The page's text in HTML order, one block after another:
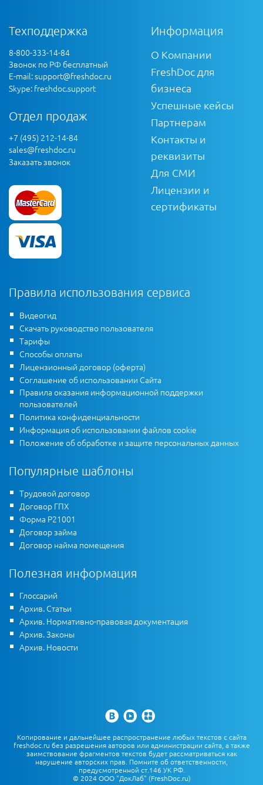
Техподдержка
8-800-333-14-84
Звонок по РФ бесплатный
E-mail:support@freshdoc.ru
Skype: freshdoc.support
Отдел продаж
+7 (495) 212-14-84
sales@freshdoc.ru
Заказать звонок
Информация
О Компании
FreshDoc для
бизнеса
Успешные кейсы
Партнерам
Контакты и
реквизиты
Для СМИ
Лицензии и
сертификаты
Правила использования сервиса
Видеогид
Скачать руководство пользователя
Тарифы
Способы оплаты
Лицензионный договор (оферта)
Соглашение об использовании Сайта
Правила оказания информационной поддержки
пользователей
Политика конфиденциальности
Информация об использовании файлов cookie
Положение об обработке и защите персональных данных
Популярные шаблоны
Трудовой договор
Договор ГПХ
Форма Р21001
Договор займа
Договор найма помещения
Полезная информация
Глоссарий
Архив. Статьи
Архив. Нормативно-правовая документация
Архив. Законы
Архив. Новости
Копирование и дальнейшее распространение любых текстов с сайта
freshdoc.ru без разрешения авторов или администрации сайта, а также
заимствование фрагментов текстов будет рассматриваться как
нарушение авторских прав. Помните об ответственности,
предусмотренной ст.146 УК РФ.
© 2024 ООО "ДокЛаб" (FreshDoc.ru)